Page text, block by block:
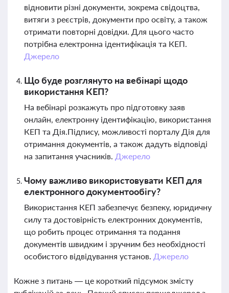
відновити різні документи, зокрема свідоцтва,
витяги з реєстрів, документи про освіту, а також
отримати повторні довідки. Для цього часто
потрібна електронна ідентифікація та КЕП.
Джерело
Що буде розглянуто на вебінарі щодо
використання КЕП?
На вебінарі розкажуть про підготовку заяв
онлайн, електронну ідентифікацію, використання
КЕП та Дія.Підпису, можливості порталу Дія для
отримання документів, а також дадуть відповіді
на запитання учасників. Джерело
Чому важливо використовувати КЕП для
електронного документообігу?
Використання КЕП забезпечує безпеку, юридичну
силу та достовірність електронних документів,
що робить процес отримання та подання
документів швидким і зручним без необхідності
особистого відвідування установ. Джерело
Кожне з питань — це короткий підсумок змісту